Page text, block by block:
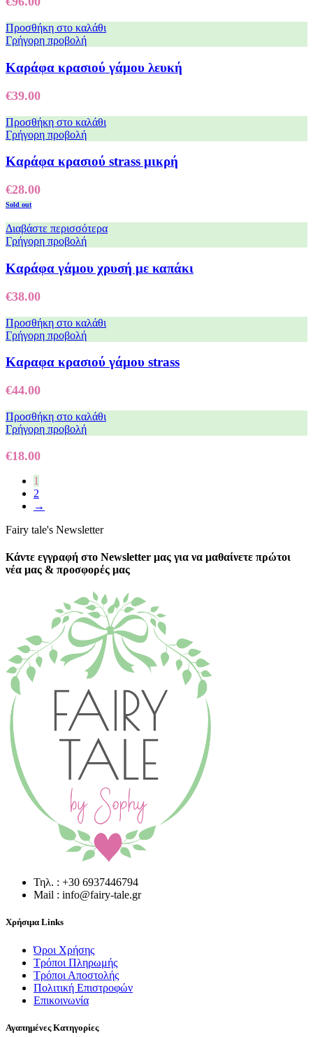
Προσθήκη στο καλάθι
Γρήγορη προβολή
Καράφα κρασιού γάμου λευκή
€39.00
Προσθήκη στο καλάθι
Γρήγορη προβολή
Καράφα κρασιού strass μικρή
€28.00
Sold out
Διαβάστε περισσότερα
Γρήγορη προβολή
Καράφα γάμου χρυσή με καπάκι
€38.00
Προσθήκη στο καλάθι
Γρήγορη προβολή
Καραφα κρασιού γάμου strass
€44.00
Προσθήκη στο καλάθι
Γρήγορη προβολή
€18.00
1
2
→
Fairy tale's Newsletter
Κάντε εγγραφή στο Newsletter μας για να μαθαίνετε πρώτοι
νέα μας & προσφορές μας
Τηλ. : +30 6937446794
Mail : info@fairy-tale.gr
Χρήσιμα Links
Όροι Χρήσης
Τρόποι Πληρωμής
Τρόποι Αποστολής
Πολιτική Επιστροφών
Επικοινωνία
Αγαπημένες Κατηγορίες